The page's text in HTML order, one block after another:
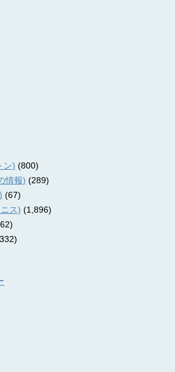
ン) (800)
情報) (289)
(67)
ス) (1,896)